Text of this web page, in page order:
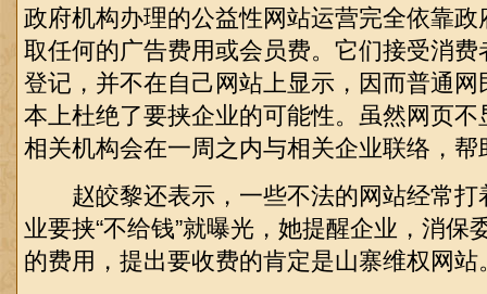
政府机构办理的公益性网站运营完全依靠
取任何的广告费用或会员费。它们接受消
登记，并不在自己网站上显示，因而普通
本上杜绝了要挟企业的可能性。虽然网页
相关机构会在一周之内与相关企业联络，
赵皎黎还表示，一些不法的网站经常打
业要挟“不给钱”就曝光，她提醒企业，消保
的费用，提出要收费的肯定是山寨维权网站